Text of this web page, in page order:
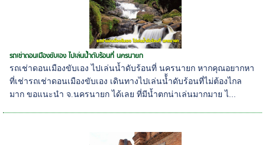
รถเช่าดอนเมืองขับเอง ไปเล่นน้ำดับร้อนที่ นครนายก
รถเช่าดอนเมืองขับเอง ไปเล่นน้ำดับร้อนที่ นครนายก หากคุณอยากหา
ที่เช่ารถเช่าดอนเมืองขับเอง เดินทางไปเล่นน้้ำดับร้อนที่ไม่ต้องไกล
มาก ขอแนะนำ จ.นครนายก ได้เลย ที่มีน้ำตกน่าเล่นมากมาย ไ...